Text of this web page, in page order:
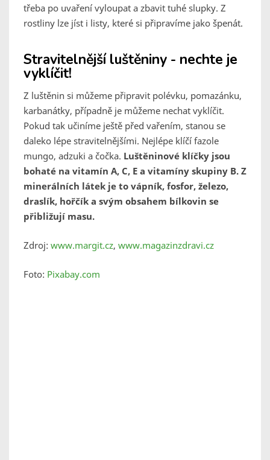
třeba po uvaření vyloupat a zbavit tuhé slupky. Z
rostliny lze jíst i listy, které si připravíme jako špenát.
Stravitelnější luštěniny - nechte je
vyklíčit!
Z luštěnin si můžeme připravit polévku, pomazánku,
karbanátky, případně je můžeme nechat vyklíčit.
Pokud tak učiníme ještě před vařením, stanou se
daleko lépe stravitelnějšími. Nejlépe klíčí fazole
mungo, adzuki a čočka. Luštěninové klíčky jsou
bohaté na vitamín A, C, E a vitamíny skupiny B. Z
minerálních látek je to vápník, fosfor, železo,
draslík, hořčík a svým obsahem bílkovin se
přibližují masu.
Zdroj: www.margit.cz, www.magazinzdravi.cz
Foto: Pixabay.com